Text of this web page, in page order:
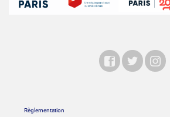
Règlementation